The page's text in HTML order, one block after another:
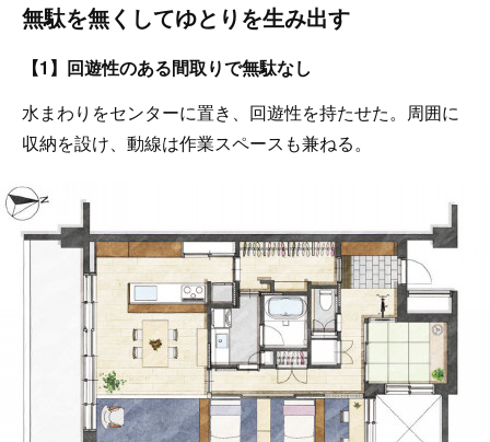
無駄を無くしてゆとりを生み出す
【1】回遊性のある間取りで無駄なし
水まわりをセンターに置き、回遊性を持たせた。周囲に
収納を設け、動線は作業スペースも兼ねる。